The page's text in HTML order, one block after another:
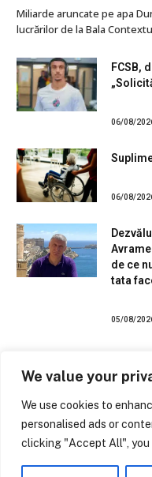
We value your
We use cookies to
personalised ads or
clicking "Accept All", you
Miliarde aruncate pe apa
lucrărilor de la Bala
FCSB,
06/08/
06/08/
de ce
tata
05/08/